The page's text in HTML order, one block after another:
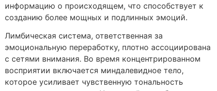
информацию о происходящем, что способствует к
созданию более мощных и подлинных эмоций.
Лимбическая система, ответственная за
эмоциональную переработку, плотно ассоциирована
с сетями внимания. Во время концентрированном
восприятии включается миндалевидное тело,
которое усиливает чувственную тональность